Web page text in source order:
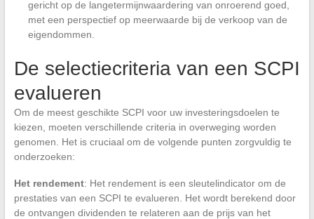
gericht op de langetermijnwaardering van onroerend goed,
met een perspectief op meerwaarde bij de verkoop van de
eigendommen.
De selectiecriteria van een SCPI
evalueren
Om de meest geschikte SCPI voor uw investeringsdoelen te
kiezen, moeten verschillende criteria in overweging worden
genomen. Het is cruciaal om de volgende punten zorgvuldig te
onderzoeken:
Het rendement: Het rendement is een sleutelindicator om de
prestaties van een SCPI te evalueren. Het wordt berekend door
de ontvangen dividenden te relateren aan de prijs van het